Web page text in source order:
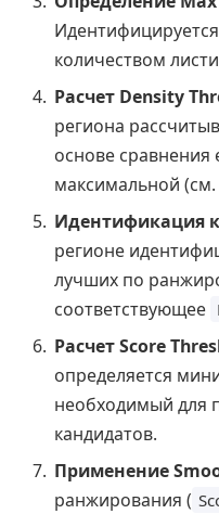
количеством
Расчет Density
региона
основе сравнения
максимальной
Идентификация
регионе
лучших по
соответствующее
Расчет Score
определяется
необходимый для
кандидатов.
Применение
ранжирования (